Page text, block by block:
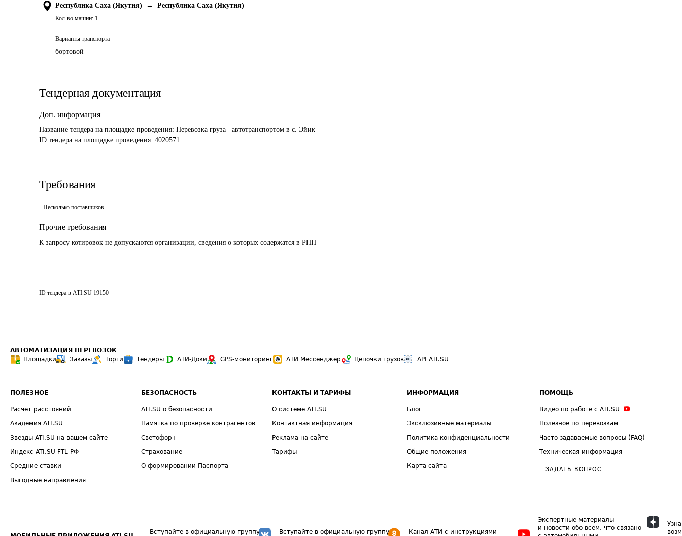
Республика Саха (Якутия) → Республика Саха (Якутия)
Кол-во машин: 1
Варианты транспорта
бортовой
Тендерная документация
Доп. информация
Название тендера на площадке проведения: Перевозка груза   автотранспортом в с. Эйик
ID тендера на площадке проведения: 4020571
Требования
Несколько поставщиков
Прочие требования
К запросу котировок не допускаются организации, сведения о которых содержатся в РНП
ID тендера в ATI.SU 19150
АВТОМАТИЗАЦИЯ ПЕРЕВОЗОК
Площадки
Заказы Торги Тендеры АТИ-Доки GPS-мониторинг АТИ Мессенджер Цепочки грузов API ATI.SU
ПОЛЕЗНОЕ
Расчет расстояний
Академия ATI.SU
Звезды ATI.SU на вашем сайте
Индекс ATI.SU FTL РФ
Средние ставки
Выгодные направления
БЕЗОПАСНОСТЬ
ATI.SU о безопасности
Памятка по проверке контрагентов
Светофор+
Страхование
О формировании Паспорта
КОНТАКТЫ И ТАРИФЫ
О системе ATI.SU
Контактная информация
Реклама на сайте
Тарифы
ИНФОРМАЦИЯ
Блог
Эксклюзивные материалы
Политика конфиденциальности
Общие положения
Карта сайта
ПОМОЩЬ
Видео по работе с ATI.SU
Полезное по перевозкам
Часто задаваемые вопросы (FAQ)
Техническая информация
ЗАДАТЬ ВОПРОС
Вступайте в официальную группу Вступайте в официальную группу Канал АТИ с инструкциями
Экспертные материалы
и новости обо всем, что связано